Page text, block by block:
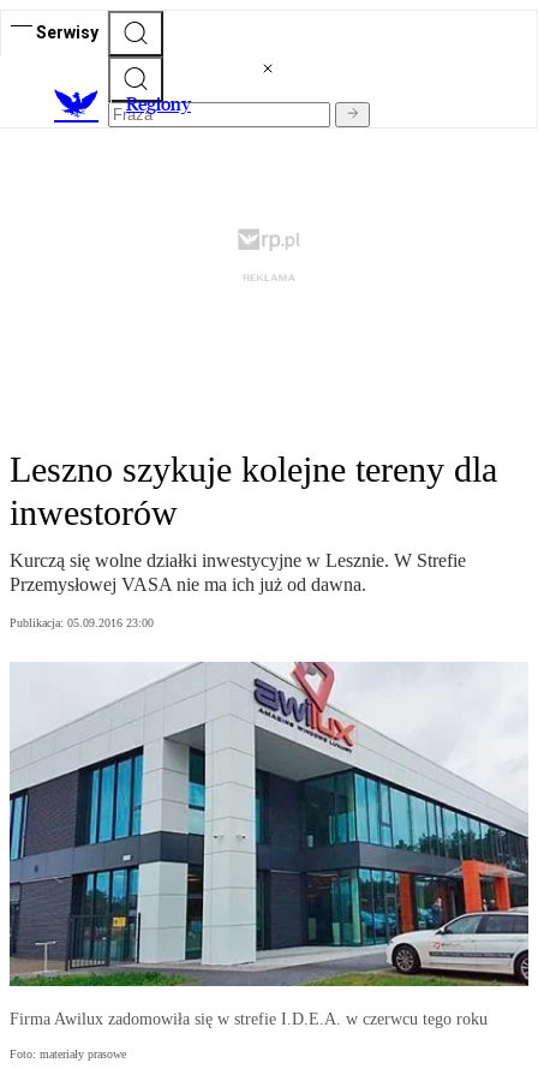
Serwisy
Regiony
Leszno szykuje kolejne tereny dla
inwestorów
Kurczą się wolne działki inwestycyjne w Lesznie. W Strefie
Przemysłowej VASA nie ma ich już od dawna.
Publikacja: 05.09.2016 23:00
Firma Awilux zadomowiła się w strefie I.D.E.A. w czerwcu tego roku
Foto: materiały prasowe